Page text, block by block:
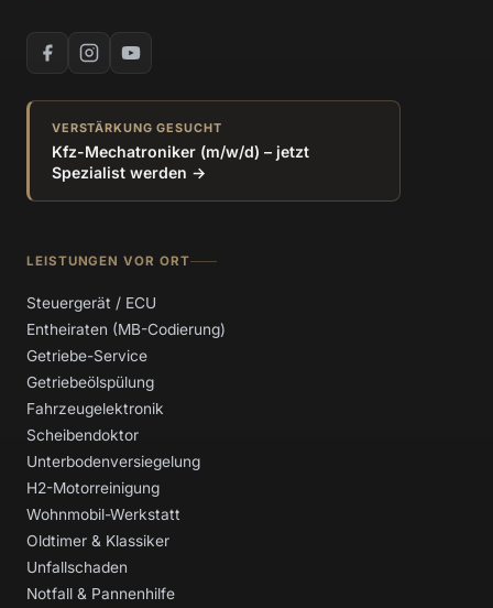
VERSTÄRKUNG GESUCHT
Kfz-Mechatroniker (m/w/d) – jetzt
Spezialist werden →
LEISTUNGEN VOR ORT
Steuergerät / ECU
Entheiraten (MB-Codierung)
Getriebe-Service
Getriebeölspülung
Fahrzeugelektronik
Scheibendoktor
Unterbodenversiegelung
H2-Motorreinigung
Wohnmobil-Werkstatt
Oldtimer & Klassiker
Unfallschaden
Notfall & Pannenhilfe